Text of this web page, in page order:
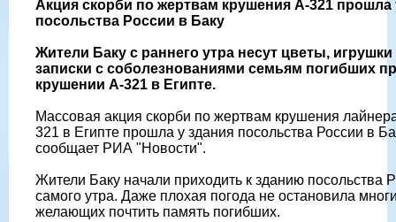
Акция скорби по жертвам крушения А-321 прошла
посольства России в Баку
Жители Баку с раннего утра несут цветы, игрушки
записки с соболезнованиями семьям погибших
крушении А-321 в Египте.
Массовая акция скорби по жертвам крушения
321 в Египте прошла у здания посольства России в
сообщает РИА "Новости".
Жители Баку начали приходить к зданию посольства
самого утра. Даже плохая погода не остановила
желающих почтить память погибших.